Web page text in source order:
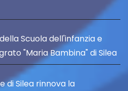
Scuola dell'infanzia e
"Maria Bambina" di Silea
di Silea rinnova la